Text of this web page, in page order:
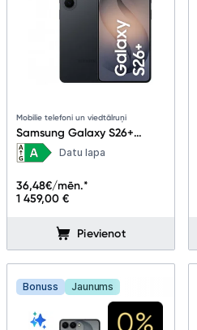
Mobilie telefoni un viedtālruņi
Samsung Galaxy S26+
12+512GB Black
Datu lapa
1 459,00 €
36,48€/mēn.*
Pievienot
Bonuss Jaunums